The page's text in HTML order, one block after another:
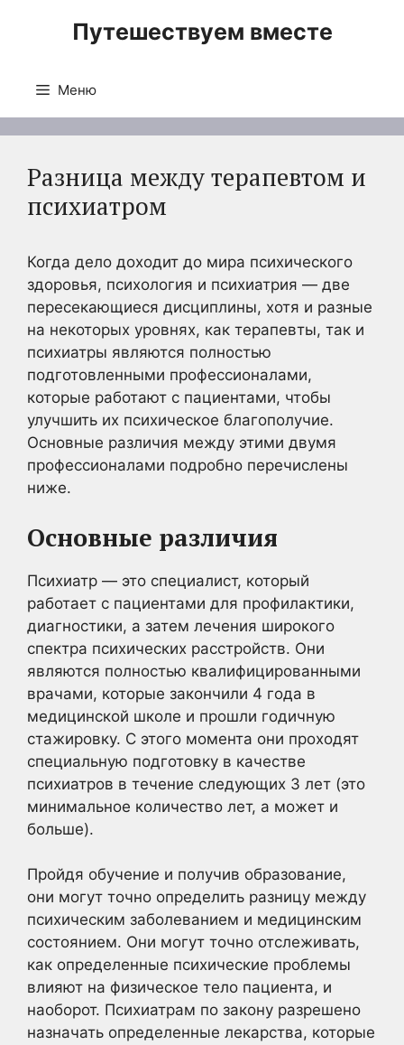
Путешествуем вместе
Меню
Разница между терапевтом и
психиатром
Когда дело доходит до мира психического
здоровья, психология и психиатрия — две
пересекающиеся дисциплины, хотя и разные
на некоторых уровнях, как терапевты, так и
психиатры являются полностью
подготовленными профессионалами,
которые работают с пациентами, чтобы
улучшить их психическое благополучие.
Основные различия между этими двумя
профессионалами подробно перечислены
ниже.
Основные различия
Психиатр — это специалист, который
работает с пациентами для профилактики,
диагностики, а затем лечения широкого
спектра психических расстройств. Они
являются полностью квалифицированными
врачами, которые закончили 4 года в
медицинской школе и прошли годичную
стажировку. С этого момента они проходят
специальную подготовку в качестве
психиатров в течение следующих 3 лет (это
минимальное количество лет, а может и
больше).
Пройдя обучение и получив образование,
они могут точно определить разницу между
психическим заболеванием и медицинским
состоянием. Они могут точно отслеживать,
как определенные психические проблемы
влияют на физическое тело пациента, и
наоборот. Психиатрам по закону разрешено
назначать определенные лекарства, которые